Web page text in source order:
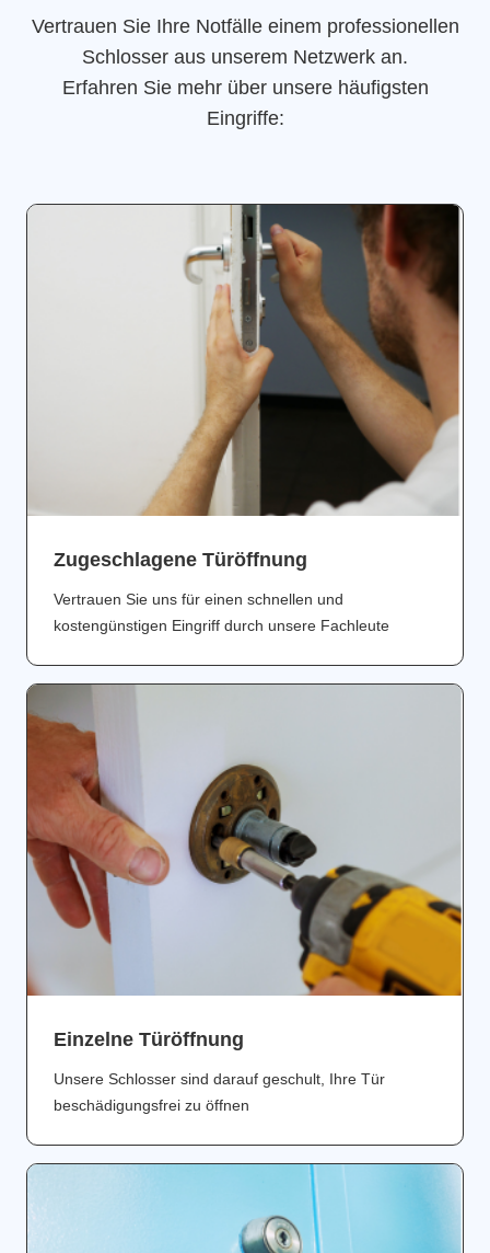
Vertrauen Sie Ihre Notfälle einem professionellen
Schlosser aus unserem Netzwerk an.
Erfahren Sie mehr über unsere häufigsten
Eingriffe:
Zugeschlagene Türöffnung
Vertrauen Sie uns für einen schnellen und
kostengünstigen Eingriff durch unsere Fachleute
Einzelne Türöffnung
Unsere Schlosser sind darauf geschult, Ihre Tür
beschädigungsfrei zu öffnen